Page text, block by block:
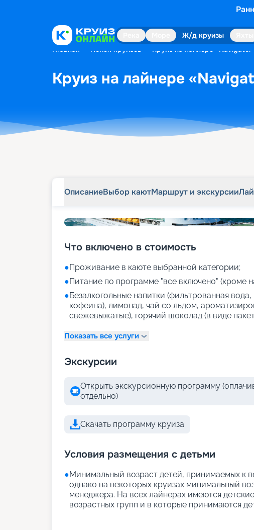
Ж/д круизы
Главная Поиск круизов Круиз на лайнере «Navigator
Круиз на лайнере
ОписаниеВыбор каютМаршрут и экскурсии
Что включено в стоимость
●Проживание в каюте выбранной категории;
●Питание по программе "все включено" (кроме
●Безалкогольные напитки (фильтрованная
кофеина), лимонад, чай со льдом,
свежевыжатые), горячий шоколад (в виде
Показать все услуги
Экскурсии
Открыть экскурсионную программу
отдельно)
Скачать программу круиза
Условия размещения с детьми
●Минимальный возраст детей, принимаемых к
однако на некоторых круизах минимальный
менеджера. На всех лайнерах имеются
возрастных групп и в которые принимаются